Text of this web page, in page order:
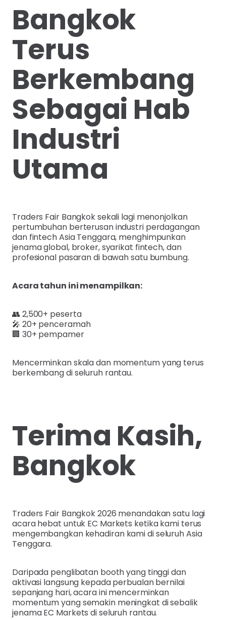
Bangkok
Terus
Berkembang
Sebagai Hab
Industri
Utama
Traders Fair Bangkok sekali lagi menonjolkan
pertumbuhan berterusan industri perdagangan
dan fintech Asia Tenggara, menghimpunkan
jenama global, broker, syarikat fintech, dan
profesional pasaran di bawah satu bumbung.
Acara tahun ini menampilkan:
👥 2,500+ peserta
🎤 20+ penceramah
🏢 30+ pempamer
Mencerminkan skala dan momentum yang terus
berkembang di seluruh rantau.
Terima Kasih,
Bangkok
Traders Fair Bangkok 2026 menandakan satu lagi
acara hebat untuk EC Markets ketika kami terus
mengembangkan kehadiran kami di seluruh Asia
Tenggara.
Daripada penglibatan booth yang tinggi dan
aktivasi langsung kepada perbualan bernilai
sepanjang hari, acara ini mencerminkan
momentum yang semakin meningkat di sebalik
jenama EC Markets di seluruh rantau.